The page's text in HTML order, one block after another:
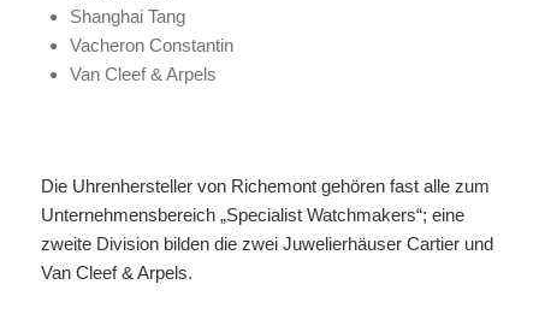
Shanghai Tang
Vacheron Constantin
Van Cleef & Arpels
Die Uhrenhersteller von Richemont gehören fast alle zum
Unternehmensbereich „Specialist Watchmakers“; eine
zweite Division bilden die zwei Juwelierhäuser Cartier und
Van Cleef & Arpels.